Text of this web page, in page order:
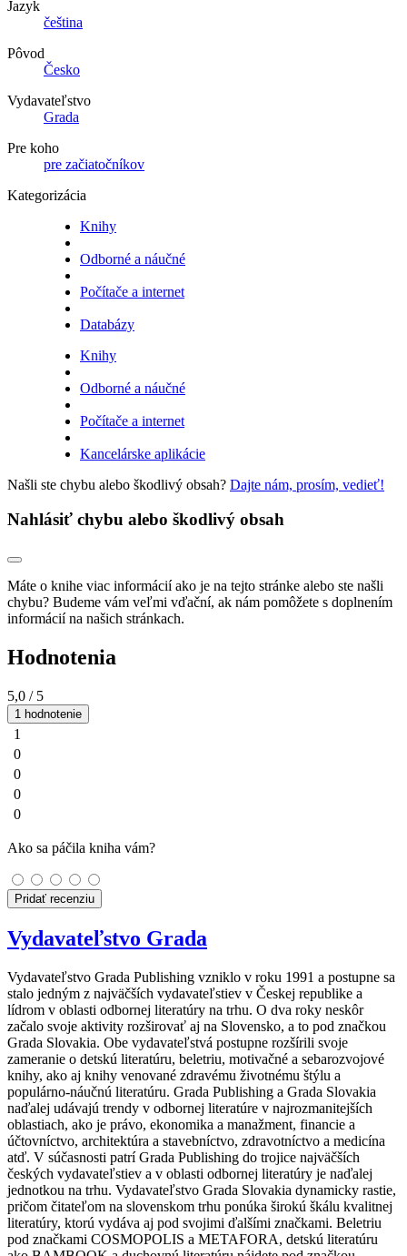
Jazyk
čeština
Pôvod
Česko
Vydavateľstvo
Grada
Pre koho
pre začiatočníkov
Kategorizácia
Knihy
Odborné a náučné
Počítače a internet
Databázy
Knihy
Odborné a náučné
Počítače a internet
Kancelárske aplikácie
Našli ste chybu alebo škodlivý obsah? Dajte nám, prosím, vedieť!
Nahlásiť chybu alebo škodlivý obsah
Máte o knihe viac informácií ako je na tejto stránke alebo ste našli
chybu? Budeme vám veľmi vďační, ak nám pomôžete s doplnením
informácií na našich stránkach.
Hodnotenia
5,0 / 5
1 hodnotenie
1
0
0
0
0
Ako sa páčila kniha vám?
Pridať recenziu
Vydavateľstvo Grada
Vydavateľstvo Grada Publishing vzniklo v roku 1991 a postupne sa
stalo jedným z najväčších vydavateľstiev v Českej republike a
lídrom v oblasti odbornej literatúry na trhu. O dva roky neskôr
začalo svoje aktivity rozširovať aj na Slovensko, a to pod značkou
Grada Slovakia. Obe vydavateľstvá postupne rozšírili svoje
zameranie o detskú literatúru, beletriu, motivačné a sebarozvojové
knihy, ako aj knihy venované zdravému životnému štýlu a
populárno-náučnú literatúru. Grada Publishing a Grada Slovakia
naďalej udávajú trendy v odbornej literatúre v najrozmanitejších
oblastiach, ako je právo, ekonomika a manažment, financie a
účtovníctvo, architektúra a stavebníctvo, zdravotníctvo a medicína
atď. V súčasnosti patrí Grada Publishing do trojice najväčších
českých vydavateľstiev a v oblasti odbornej literatúry je naďalej
jednotkou na trhu. Vydavateľstvo Grada Slovakia dynamicky rastie,
pričom čitateľom na slovenskom trhu ponúka širokú škálu kvalitnej
literatúry, ktorú vydáva aj pod svojimi ďalšími značkami. Beletriu
pod značkami COSMOPOLIS a METAFORA, detskú literatúru